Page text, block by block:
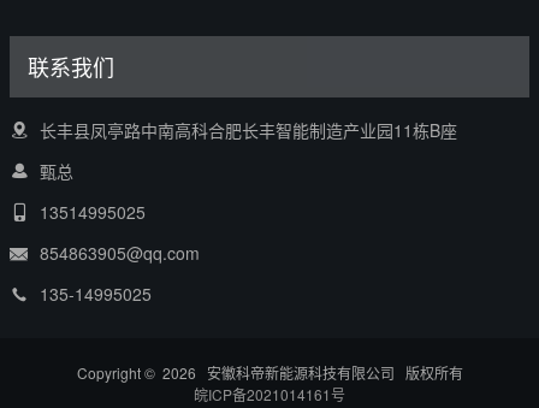
联系我们
长丰县凤亭路中南高科合肥长丰智能制造产业园11栋B座
甄总
13514995025
854863905@qq.com
135-14995025
Copyright © 2026 安徽科帝新能源科技有限公司 版权所有
皖ICP备2021014161号